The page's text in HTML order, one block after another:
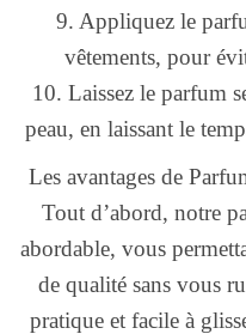
9. Appliquez le
vêtements, pour
10. Laissez le parfum
peau, en laissant le
Les avantages de
Tout d’abord, notre
abordable, vous
de qualité sans vous
pratique et facile à